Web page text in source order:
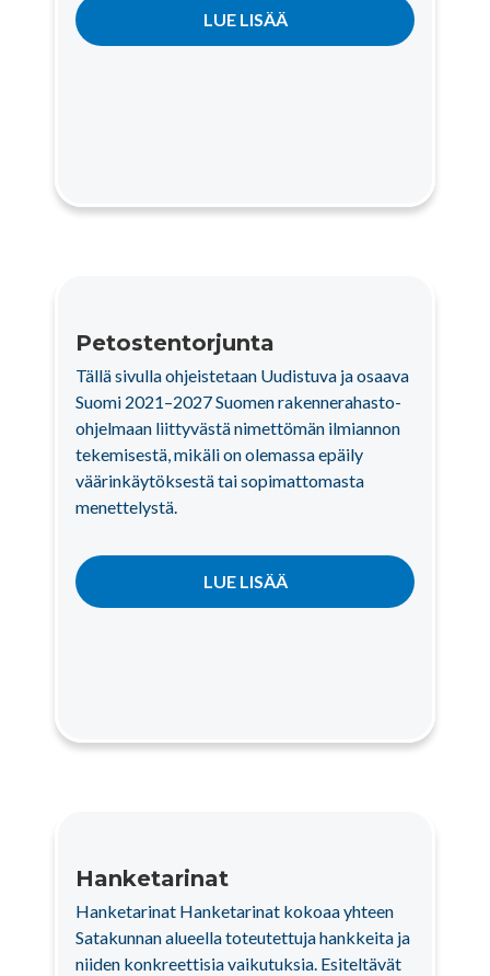
LUE LISÄÄ
Petostentorjunta
Tällä sivulla ohjeistetaan Uudistuva ja osaava
Suomi 2021–2027 Suomen rakennerahasto-
ohjelmaan liittyvästä nimettömän ilmiannon
tekemisestä, mikäli on olemassa epäily
väärinkäytöksestä tai sopimattomasta
menettelystä.
LUE LISÄÄ
Hanketarinat
Hanketarinat Hanketarinat kokoaa yhteen
Satakunnan alueella toteutettuja hankkeita ja
niiden konkreettisia vaikutuksia. Esiteltävät